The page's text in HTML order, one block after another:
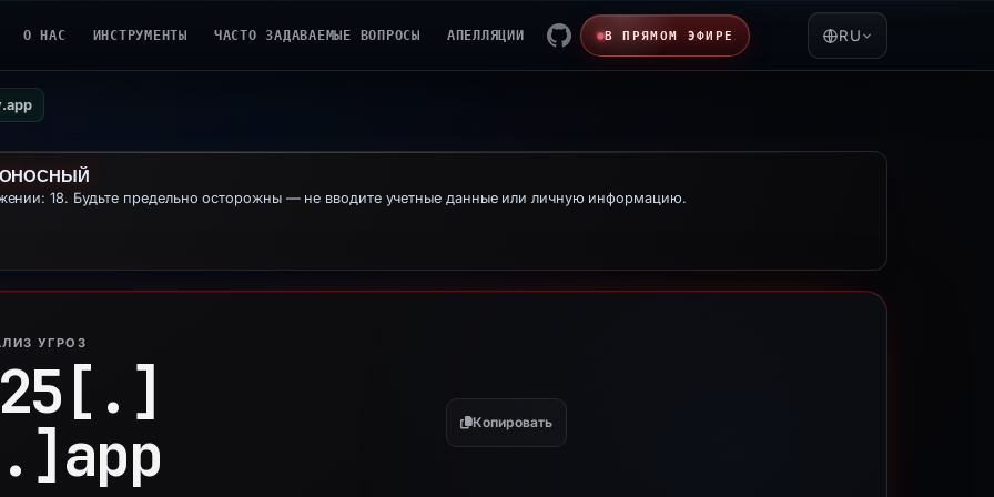
О НАС ИНСТРУМЕНТЫ ЧАСТО ЗАДАВАЕМЫЕ ВОПРОСЫ АПЕЛЛЯЦИИ В ПРЯМОМ ЭФИРЕ RU
18. Будьте предельно осторожны — не вводите учетные данные или личную информацию.
УГРОЗ
app Копировать